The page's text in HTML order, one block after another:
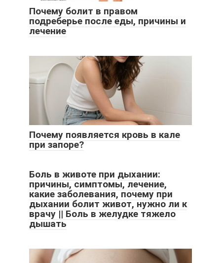
Почему болит в правом
подреберье после еды, причины и
лечение
Почему появляется кровь в кале
при запоре?
Боль в животе при дыхании:
причины, симптомы, лечение,
какие заболевания, почему при
дыхании болит живот, нужно ли к
врачу || Боль в желудке тяжело
дышать